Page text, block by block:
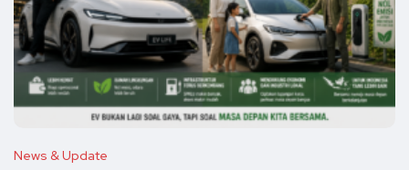
News & Update